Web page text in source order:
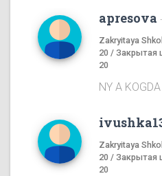
apresova ·
Zakryitaya
20 / Закрытая
20
NY A
Zakryitaya
20 / Закрытая
20